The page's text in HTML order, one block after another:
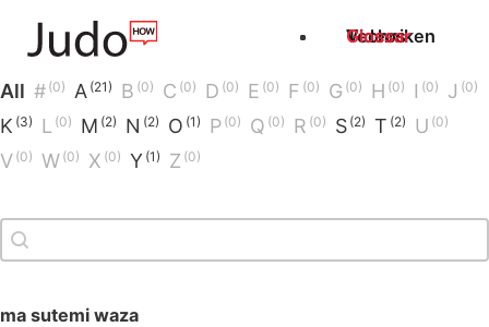
Techniken
Videos
Glossar
[Glossary] Index
All # (0) A (21) B (0) C (0) D (0) E (0) F (0) G (0) H (0) I (0) J (0)
K (3) L (0) M (2) N (2) O (1) P (0) Q (0) R (0) S (2) T (2) U (0)
V (0) W (0) X (0) Y (1) Z (0)
[Glossary] Suche
Search content
ma sutemi waza